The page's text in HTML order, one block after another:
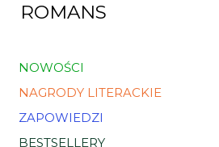
ROMANS
NOWOŚCI
NAGRODY LITERACKIE
ZAPOWIEDZI
BESTSELLERY